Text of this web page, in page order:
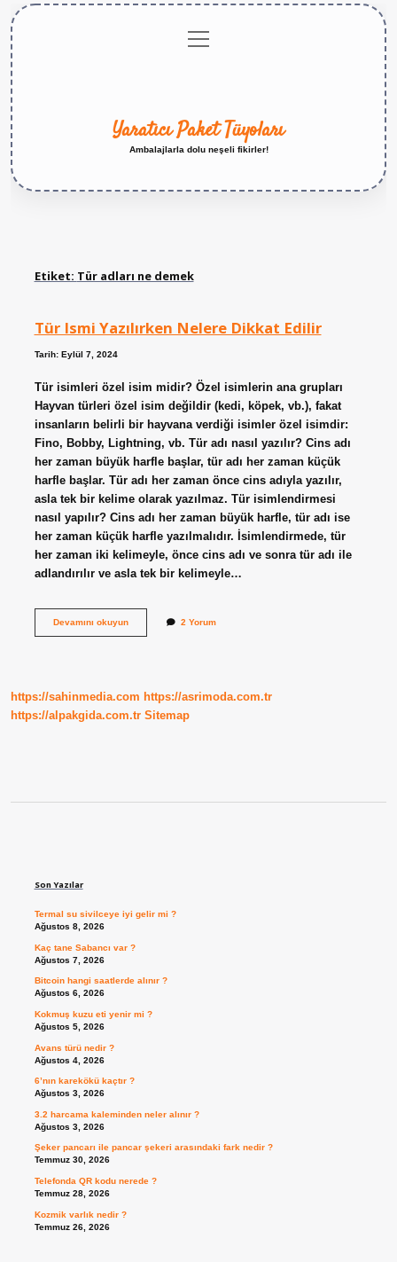
menüyü
aç
Yaratıcı Paket Tüyoları
Ambalajlarla dolu neşeli fikirler!
Etiket: Tür adları ne demek
Tür Ismi Yazılırken Nelere Dikkat Edilir
Tarih: Eylül 7, 2024
Tür isimleri özel isim midir? Özel isimlerin ana grupları
Hayvan türleri özel isim değildir (kedi, köpek, vb.), fakat
insanların belirli bir hayvana verdiği isimler özel isimdir:
Fino, Bobby, Lightning, vb. Tür adı nasıl yazılır? Cins adı
her zaman büyük harfle başlar, tür adı her zaman küçük
harfle başlar. Tür adı her zaman önce cins adıyla yazılır,
asla tek bir kelime olarak yazılmaz. Tür isimlendirmesi
nasıl yapılır? Cins adı her zaman büyük harfle, tür adı ise
her zaman küçük harfle yazılmalıdır. İsimlendirmede, tür
her zaman iki kelimeyle, önce cins adı ve sonra tür adı ile
adlandırılır ve asla tek bir kelimeyle…
Devamını okuyunTür
2 Yorum
https://sahinmedia.com https://asrimoda.com.tr
https://alpakgida.com.tr Sitemap
Son Yazılar
Termal su sivilceye iyi gelir mi ?
Ağustos 8, 2026
Kaç tane Sabancı var ?
Ağustos 7, 2026
Bitcoin hangi saatlerde alınır ?
Ağustos 6, 2026
Kokmuş kuzu eti yenir mi ?
Ağustos 5, 2026
Avans türü nedir ?
Ağustos 4, 2026
6’nın karekökü kaçtır ?
Ağustos 3, 2026
3.2 harcama kaleminden neler alınır ?
Ağustos 3, 2026
Şeker pancarı ile pancar şekeri arasındaki fark nedir ?
Temmuz 30, 2026
Telefonda QR kodu nerede ?
Temmuz 28, 2026
Kozmik varlık nedir ?
Temmuz 26, 2026